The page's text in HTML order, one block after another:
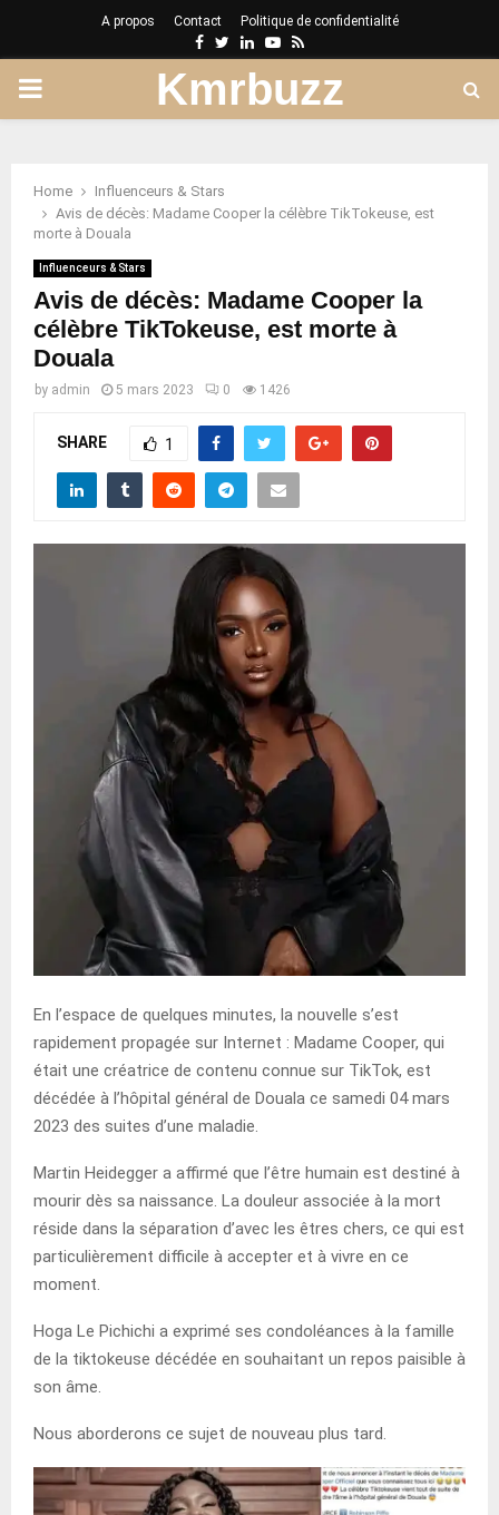
A propos Contact Politique de confidentialité
Facebook
Twitter
LinkedinYoutube
Rss
PRIMARY
Kmrbuzz
Home
Influenceurs & Stars
Avis de décès: Madame Cooper la célèbre TikTokeuse, est
morte à Douala
Influenceurs & Stars
Avis de décès: Madame Cooper la
célèbre TikTokeuse, est morte à
Douala
by admin 5 mars 2023 0 1426
SHARE 1
En l’espace de quelques minutes, la nouvelle s’est
rapidement propagée sur Internet : Madame Cooper, qui
était une créatrice de contenu connue sur TikTok, est
décédée à l’hôpital général de Douala ce samedi 04 mars
2023 des suites d’une maladie.
Martin Heidegger a affirmé que l’être humain est destiné à
mourir dès sa naissance. La douleur associée à la mort
réside dans la séparation d’avec les êtres chers, ce qui est
particulièrement difficile à accepter et à vivre en ce
moment.
Hoga Le Pichichi a exprimé ses condoléances à la famille
de la tiktokeuse décédée en souhaitant un repos paisible à
son âme.
Nous aborderons ce sujet de nouveau plus tard.